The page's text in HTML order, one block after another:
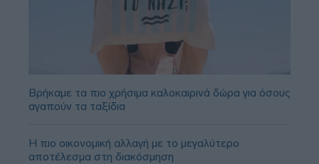
Βρήκαμε τα πιο χρήσιμα καλοκαιρινά δώρα για όσους
αγαπούν τα ταξίδια
Η πιο οικονομική αλλαγή με το μεγαλύτερο
αποτέλεσμα στη διακόσμηση